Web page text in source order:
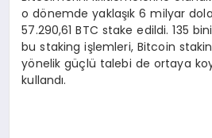
o dönemde yaklaşık 6 milyar
57.290,61 BTC stake edildi. 135 bini
bu staking işlemleri, Bitcoin
yönelik güçlü talebi de ortaya
kullandı.